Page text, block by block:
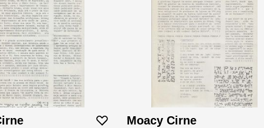
Moacy Cirne